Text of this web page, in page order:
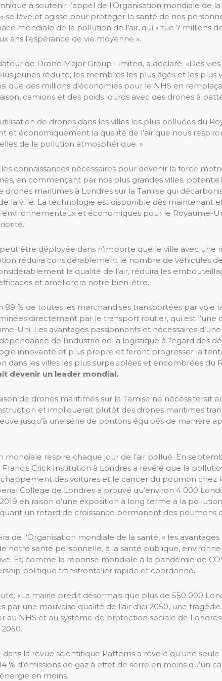
à soutenir l’appel de l’Organisation mondiale de
se lève et agisse pour protéger la santé de nos
mondiale de la pollution de l’air, qui « tue 7 millions
ans l’espérance de vie moyenne ».
de Drone Major Group Limited, a déclaré: «Des
jeunes réduite, les membres les plus âgés et les plus
que des millions d’économies pour le NHS en
camions et des poids lourds avec des drones à
de drones dans les villes les plus polluées du
et économiquement la qualité de l’air que nous
de la pollution atmosphérique. »
connaissances nécessaires pour devenir la force
en commençant par nos plus grandes villes,
drones maritimes à Londres sur la Tamise qui
la ville. La technologie est disponible dès maintenant
environnementaux et économiques pour le Royaume-
être déployée dans n’importe quelle ville avec une
réduira considérablement le nombre de véhicules
la qualité de l’air, réduira les
et améliorera notre bien-être.
89 % de toutes les marchandises transportées par voie
directement par le transport routier, qui est l’une
Uni. Les avantages passionnants et nécessaires
de l’industrie de la logistique à l’égard des
innovante et plus propre et feront progresser la
dans les villes les plus surpeuplées et encombrées du
devenir un leader mondial.
de drones maritimes sur la Tamise ne nécessiterait
et impliquerait plutôt des drones maritimes
jusqu’à une série de pontons équipés de manière
mondiale respire chaque jour de l’air pollué. En
Crick Institution à Londres a révélé que la
des voitures et le cancer du poumon chez
College de Londres a prouvé qu’environ 4 000
en raison d’une exposition à long terme à la pollution
un retard de croissance permanent des poumons
de l’Organisation mondiale de la santé, « les avantages
notre santé personnelle, à la santé publique,
Et, comme la réponse mondiale à la pandémie de
politique transfrontalier rapide et coordonné.
«La mairie prédit désormais que plus de 550 000
par une mauvaise qualité de l’air d’ici 2050, une
au NHS et au système de protection sociale de
.
la revue scientifique Patterns a révélé qu’une seule
% d’émissions de gaz à effet de serre en moins qu’un
en moins.